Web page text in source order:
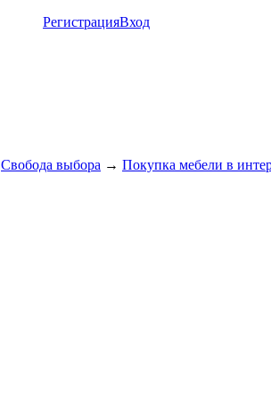
РегистрацияВход
Свобода выбора → Покупка мебели в